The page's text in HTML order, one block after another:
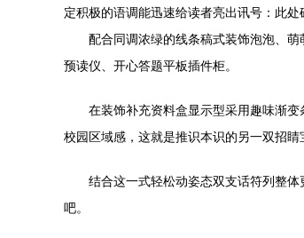
定积极的语调能迅速给读者亮出讯号：此处
配合同调浓绿的线条稿式装饰泡泡、
预读仪、开心答题平板插件柜。
在装饰补充资料盒显示型采用趣味渐
校园区域感，这就是推识本识的另一双招睛
结合这一式轻松动姿态双支话符列整
吧。